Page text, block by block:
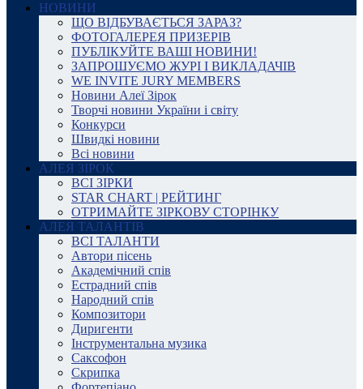
НОВИНИ
ЩО ВІДБУВАЄТЬСЯ ЗАРАЗ?
ФОТОГАЛЕРЕЯ ПРИЗЕРІВ
ПУБЛІКУЙТЕ ВАШІ НОВИНИ!
ЗАПРОШУЄМО ЖУРІ І ВИКЛАДАЧІВ
WE INVITE JURY MEMBERS
Новини Алеї Зірок
Творчі новини України і світу
Конкурси
Швидкі новини
Всі новини
АЛЕЯ ЗІРОК
ВСІ ЗІРКИ
STAR CHART | РЕЙТИНГ
ОТРИМАЙТЕ ЗІРКОВУ СТОРІНКУ
АЛЕЯ ТАЛАНТІВ
ВСІ ТАЛАНТИ
Автори пісень
Академічний спів
Естрадний спів
Народний спів
Композитори
Диригенти
Інструментальна музика
Саксофон
Скрипка